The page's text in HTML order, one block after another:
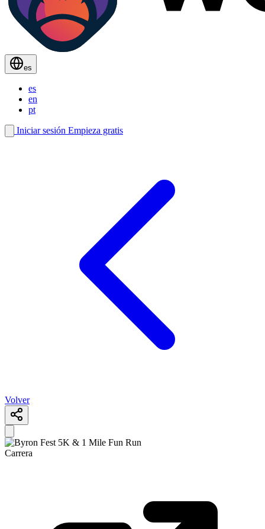
es
es
en
pt
Iniciar sesión Empieza gratis
Volver
Carrera